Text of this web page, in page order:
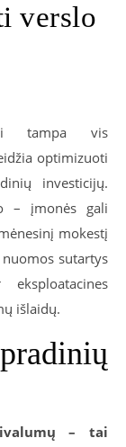
verslo
tampa vis
optimizuoti
investicijų.
– įmonės gali
mokestį
sutartys
išlaidų.
– tai